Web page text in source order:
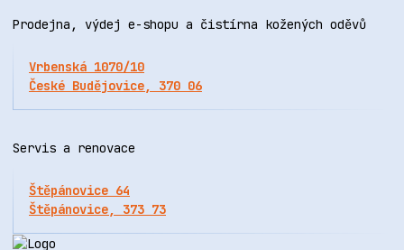
Prodejna, výdej e-shopu a čistírna kožených oděvů
Vrbenská 1070/10
České Budějovice, 370 06
Servis a renovace
Štěpánovice 64
Štěpánovice, 373 73